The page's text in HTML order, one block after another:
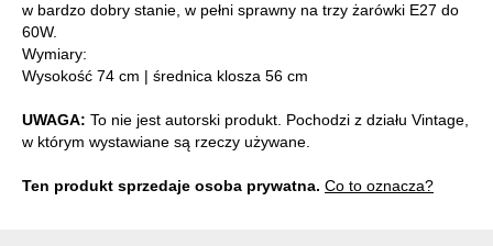
w bardzo dobry stanie, w pełni sprawny na trzy żarówki E27 do
60W.
Wymiary:
Wysokość 74 cm | średnica klosza 56 cm
UWAGA: To nie jest autorski produkt. Pochodzi z działu Vintage,
w którym wystawiane są rzeczy używane.
Ten produkt sprzedaje osoba prywatna. Co to oznacza?